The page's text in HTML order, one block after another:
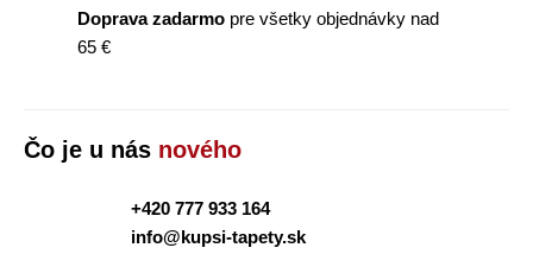
Doprava zadarmo pre všetky objednávky nad
65 €
Čo je u nás nového
+420 777 933 164
info@kupsi-tapety.sk